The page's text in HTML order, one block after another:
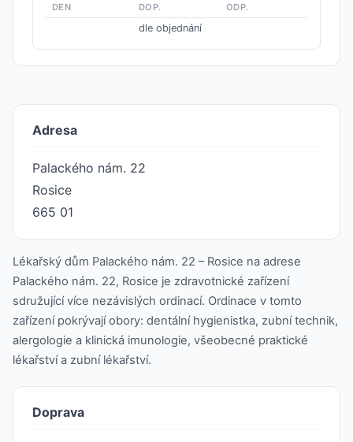
DEN DOP. ODP.
dle objednání
Adresa
Palackého nám. 22
Rosice
665 01
Lékařský dům Palackého nám. 22 – Rosice na adrese
Palackého nám. 22, Rosice je zdravotnické zařízení
sdružující více nezávislých ordinací. Ordinace v tomto
zařízení pokrývají obory: dentální hygienistka, zubní technik,
alergologie a klinická imunologie, všeobecné praktické
lékařství a zubní lékařství.
Doprava